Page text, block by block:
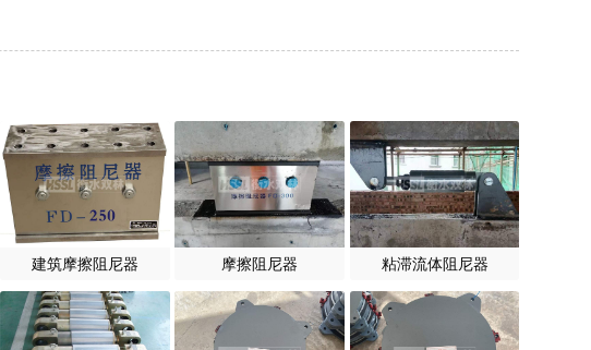
建筑摩擦阻尼器 摩擦阻尼器 粘滞流体阻尼器